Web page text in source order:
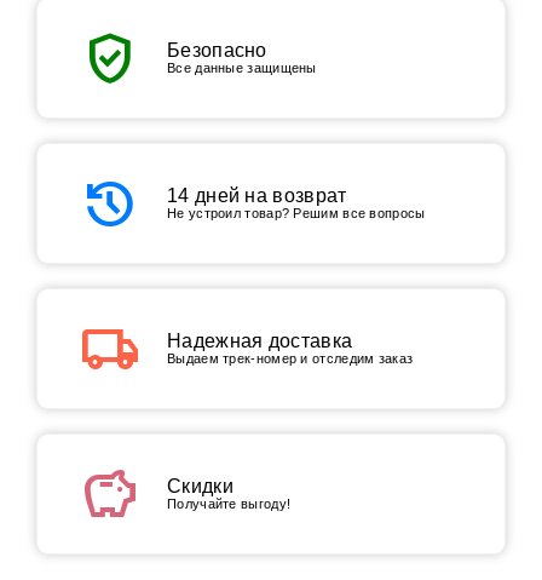
verified_user Безопасно
Все данные защищены
history 14 дней на возврат
Не устроил товар? Решим все вопросы
local_shipping Надежная доставка
Выдаем трек-номер и отследим заказ
savings Скидки
Получайте выгоду!